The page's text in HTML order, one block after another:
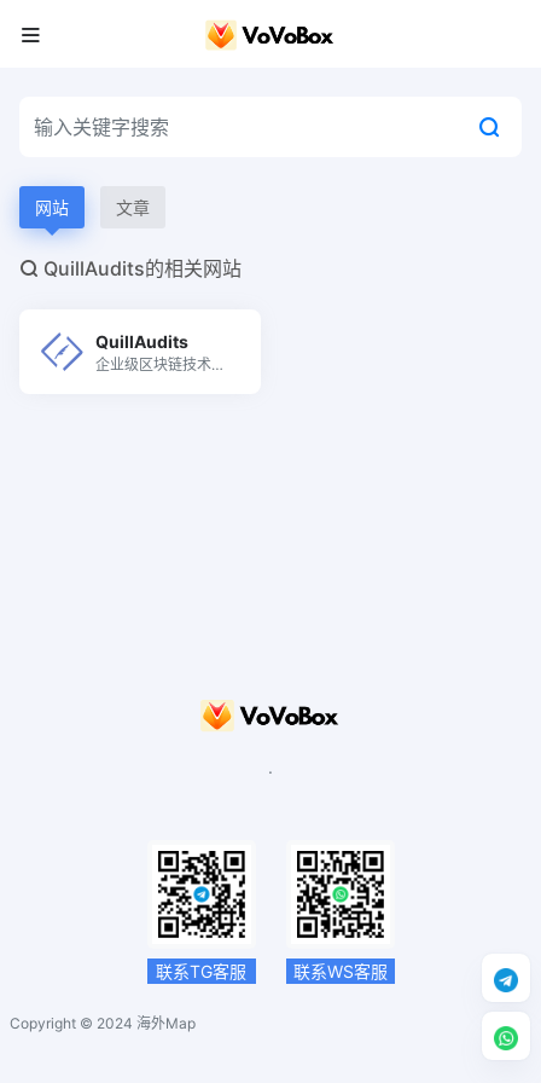
网站 文章
QuillAudits的相关网站
QuillAudits
企业级区块链技术解
.
联系TG客服 联系WS客服
Copyright © 2024 海外Map